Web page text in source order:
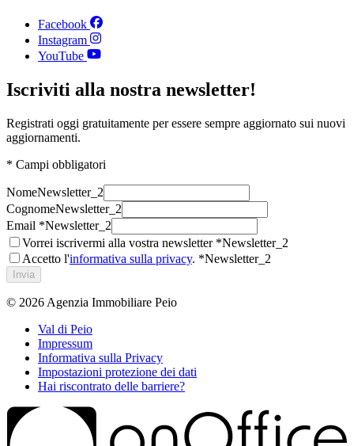
Facebook
Instagram
YouTube
Iscriviti alla nostra newsletter!
Registrati oggi gratuitamente per essere sempre aggiornato sui nuovi
aggiornamenti.
* Campi obbligatori
NomeNewsletter_2
CognomeNewsletter_2
Email *Newsletter_2
Vorrei iscrivermi alla vostra newsletter *Newsletter_2
Accetto l'informativa sulla privacy. *Newsletter_2
Invia
© 2026 Agenzia Immobiliare Peio
Val di Peio
Impressum
Informativa sulla Privacy
Impostazioni protezione dei dati
Hai riscontrato delle barriere?